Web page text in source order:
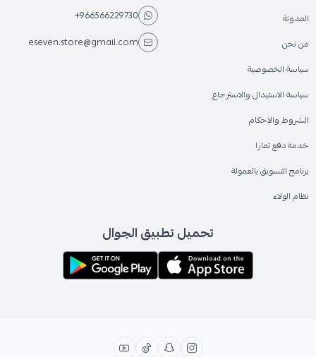
المدونة
من نحن
سياسة الخصوصية
سياسة الاستبدال والاسترجاع
الشروط والاحكام
خدمة دفع تمارا
برنامج التسويق بالعمولة
نظام الولاء
+966566229730
eseven.store@gmail.com
تحميل تطبيق الجوال